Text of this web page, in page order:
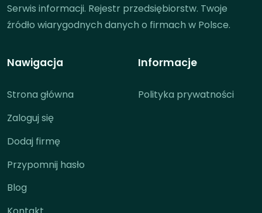
Serwis informacji. Rejestr przedsiębiorstw. Twoje
źródło wiarygodnych danych o firmach w Polsce.
Nawigacja
Strona główna
Zaloguj się
Dodaj firmę
Przypomnij hasło
Blog
Informacje
Polityka prywatności